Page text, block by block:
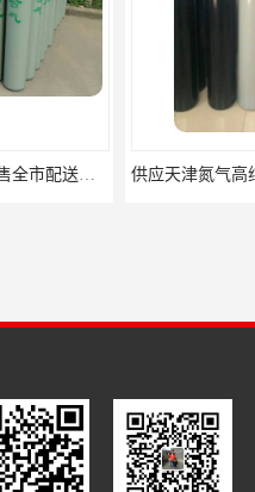
天津氩气高纯氩气销售全市配送上门